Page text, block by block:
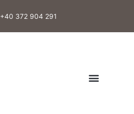
+40 372 904 291